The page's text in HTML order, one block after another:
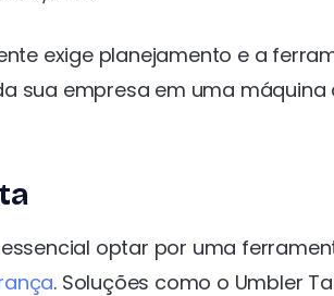
exige planejamento e a
sua empresa em uma
essencial optar por uma
. Soluções como o Umbler